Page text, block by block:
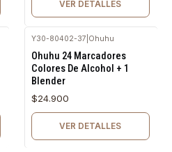
VER DETALLES
Y30-80402-37 Ohuhu
Ohuhu 24 Marcadores
Colores De Alcohol + 1
Blender
$24.900
VER DETALLES